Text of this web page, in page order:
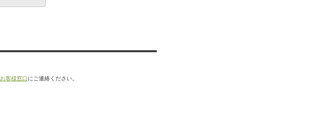
お客様窓口 にご連絡ください。